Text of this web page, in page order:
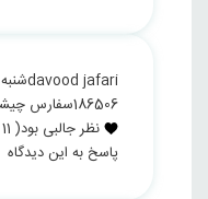
davood jafariشنبه 11 می 2024
186506سفارس چیشد
نظر جالبی بود(
11
پاسخ به این دیدگاه